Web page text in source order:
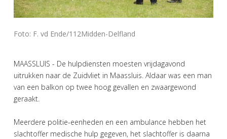
Foto: F. vd Ende/112Midden-Delfland
MAASSLUIS - De hulpdiensten moesten vrijdagavond
uitrukken naar de Zuidvliet in Maassluis. Aldaar was een man
van een balkon op twee hoog gevallen en zwaargewond
geraakt.
Meerdere politie-eenheden en een ambulance hebben het
slachtoffer medische hulp gegeven, het slachtoffer is daarna